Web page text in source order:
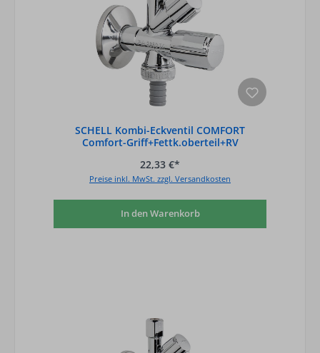
SCHELL Kombi-Eckventil COMFORT
Comfort-Griff+Fettk.oberteil+RV
22,33 €*
Preise inkl. MwSt. zzgl. Versandkosten
In den Warenkorb